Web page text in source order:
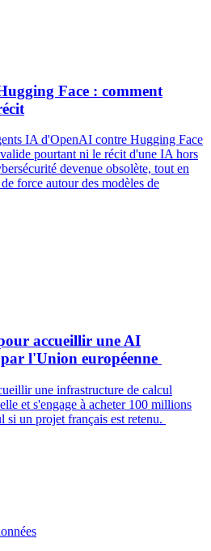
Face : comment
IA d'OpenAI contre Hugging Face
pourtant ni le récit d'une IA hors
devenue obsolète, tout en
force autour des modèles de
accueillir une AI
l'Union européenne
une infrastructure de calcul
et s'engage à acheter 100 millions
si un projet français est retenu.